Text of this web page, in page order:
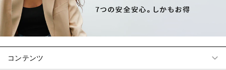
コンテンツ